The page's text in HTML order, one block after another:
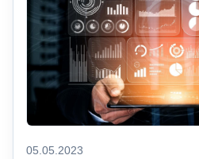
05.05.2023